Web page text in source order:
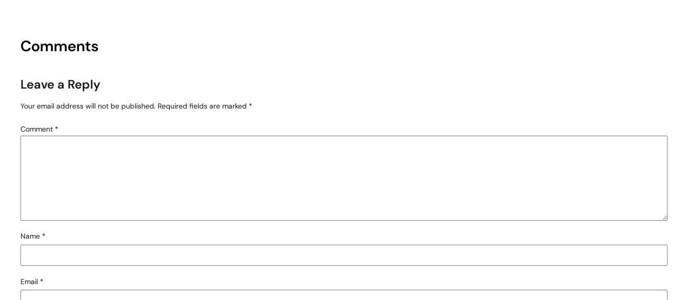
Comments
Leave a Reply
Your email address will not be published. Required fields are marked *
Comment *
Name *
Email *